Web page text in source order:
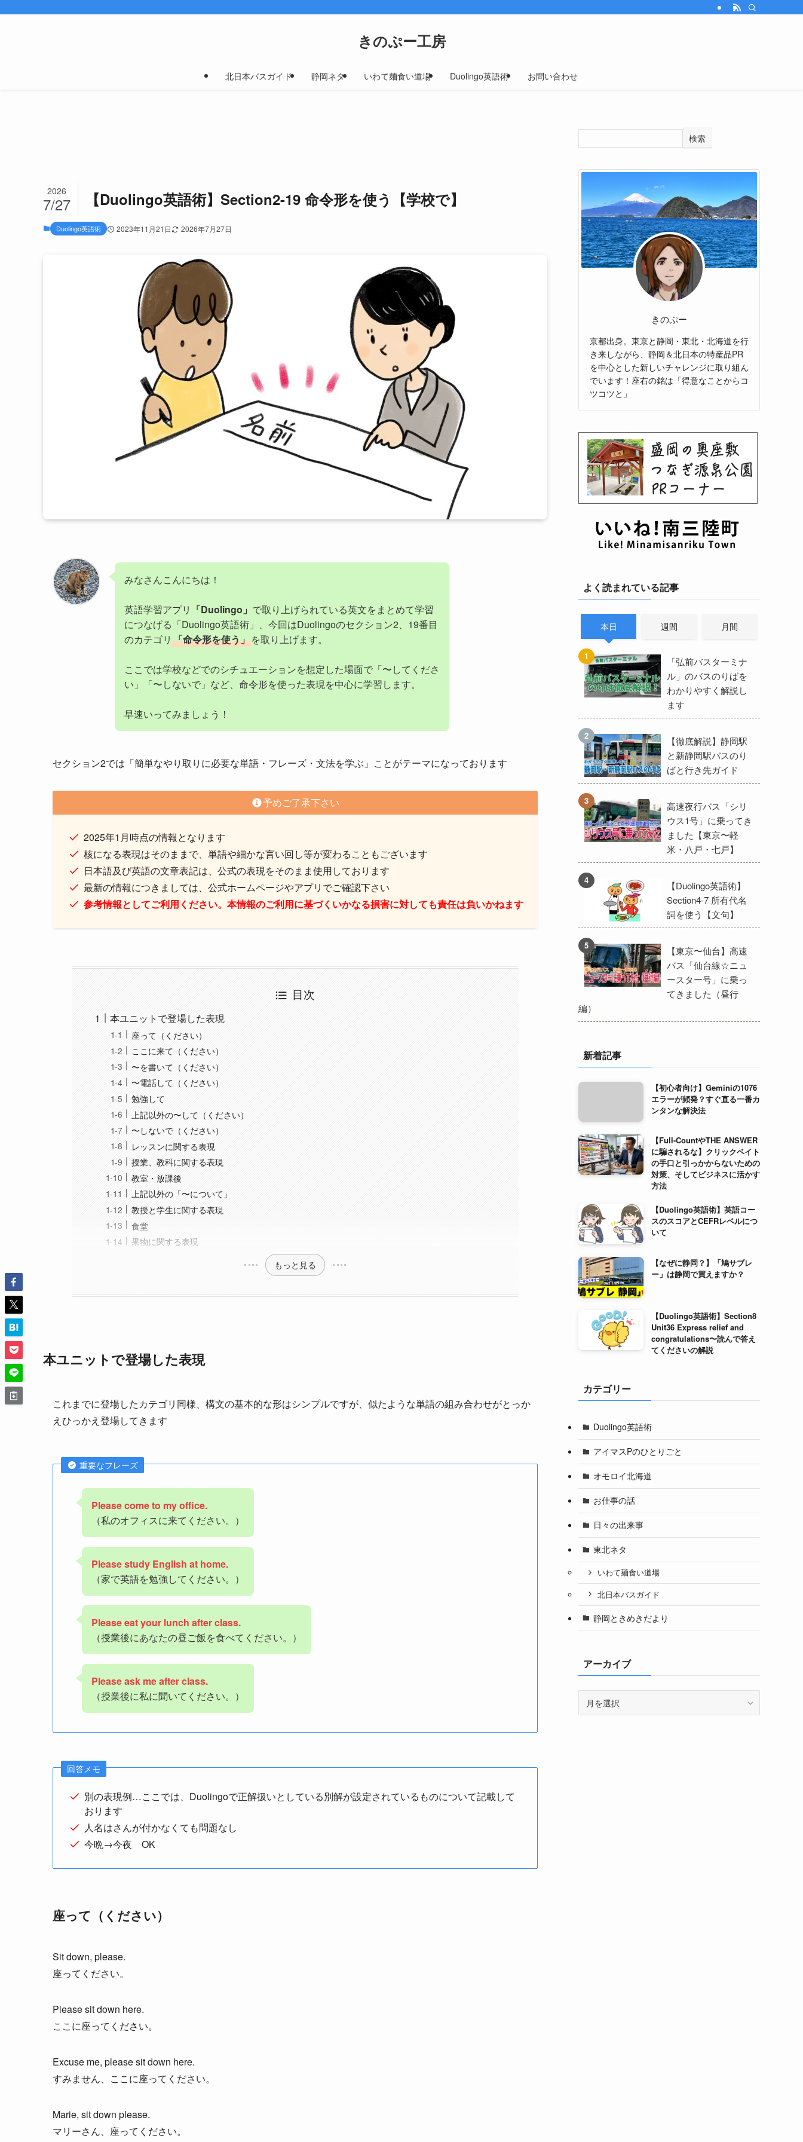
きのぷー工房
北日本バスガイド 静岡ネタ いわて麺食い道場 Duolingo英語術 お問い合わせ
【Duolingo英語術】Section2-19 命令形を使う【学校で】
2026
7/27
Duolingo英語術 2023年11月21日 2026年7月27日
みなさんこんにちは！
英語学習アプリ 「Duolingo」 で取り上げられている英文をまとめて学習
につなげる「Duolingo英語術」、今回はDuolingoのセクション2、19番目
のカテゴリ 「命令形を使う」を取り上げます。
ここでは学校などでのシチュエーションを想定した場面で「〜してくださ
い」「〜しないで」など、命令形を使った表現を中心に学習します。
早速いってみましょう！
セクション2では「簡単なやり取りに必要な単語・フレーズ・文法を学ぶ」ことがテーマになっております
予めご了承下さい
2025年1月時点の情報となります
核になる表現はそのままで、単語や細かな言い回し等が変わることもございます
日本語及び英語の文章表記は、公式の表現をそのまま使用しております
最新の情報につきましては、公式ホームページやアプリでご確認下さい
参考情報としてご利用ください。本情報のご利用に基づくいかなる損害に対しても責任は負いかねます
目次
本ユニットで登場した表現
座って（ください）
ここに来て（ください）
〜を書いて（ください）
〜電話して（ください）
勉強して
上記以外の〜して（ください）
〜しないで（ください）
レッスンに関する表現
授業、教科に関する表現
教室・放課後
上記以外の「〜について」
教授と学生に関する表現
食堂
果物に関する表現
もっと見る
本ユニットで登場した表現
これまでに登場したカテゴリ同様、構文の基本的な形はシンプルですが、似たような単語の組み合わせがとっか
えひっかえ登場してきます
重要なフレーズ
Please come to my office.
（私のオフィスに来てください。）
Please study English at home.
（家で英語を勉強してください。）
Please eat your lunch after class.
（授業後にあなたの昼ご飯を食べてください。）
Please ask me after class.
（授業後に私に聞いてください。）
回答メモ
別の表現例…ここでは、Duolingoで正解扱いとしている別解が設定されているものについて記載して
おります
人名はさんが付かなくても問題なし
今晩→今夜 OK
座って（ください）
Sit down, please.
座ってください。
Please sit down here.
ここに座ってください。
Excuse me, please sit down here.
すみません、ここに座ってください。
Marie, sit down please.
マリーさん、座ってください。
検索
きのぷー
京都出身。東京と静岡・東北・北海道を行
き来しながら、静岡＆北日本の特産品PR
を中心とした新しいチャレンジに取り組ん
でいます！座右の銘は「得意なことからコ
ツコツと」
よく読まれている記事
本日 週間 月間
「弘前バスターミナ
ル」のバスのりばを
わかりやすく解説し
ます
【徹底解説】静岡駅
と新静岡駅バスのり
ばと行き先ガイド
高速夜行バス「シリ
ウス1号」に乗ってき
ました【東京〜軽
米・八戸・七戸】
【Duolingo英語術】
Section4-7 所有代名
詞を使う【文句】
【東京〜仙台】高速
バス「仙台線☆ニュ
ースター号」に乗っ
てきました（昼行
編）
新着記事
【初心者向け】Geminiの1076
エラーが頻発？すぐ直る一番カ
ンタンな解決法
【Full-CountやTHE ANSWER
に騙されるな】クリックベイト
の手口と引っかからないための
対策、そしてビジネスに活かす
方法
【Duolingo英語術】英語コー
スのスコアとCEFRレベルにつ
いて
【なぜに静岡？】「鳩サブレ
ー」は静岡で買えますか？
【Duolingo英語術】Section8
Unit36 Express relief and
congratulations〜読んで答え
てくださいの解説
カテゴリー
Duolingo英語術
アイマスPのひとりごと
オモロイ北海道
お仕事の話
日々の出来事
東北ネタ
いわて麺食い道場
北日本バスガイド
静岡ときめきだより
アーカイブ